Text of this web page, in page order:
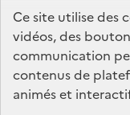
Ce site utilise des
vidéos, des
communication
contenus de
animés et
legifrance.gouv.fr
service-public.gouv.fr